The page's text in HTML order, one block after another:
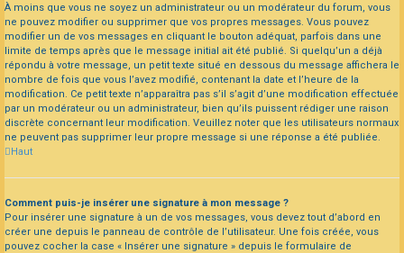
À moins que vous ne soyez un administrateur ou un modérateur du forum, vous
ne pouvez modifier ou supprimer que vos propres messages. Vous pouvez
modifier un de vos messages en cliquant le bouton adéquat, parfois dans une
limite de temps après que le message initial ait été publié. Si quelqu’un a déjà
répondu à votre message, un petit texte situé en dessous du message affichera le
nombre de fois que vous l’avez modifié, contenant la date et l’heure de la
modification. Ce petit texte n’apparaîtra pas s’il s’agit d’une modification effectuée
par un modérateur ou un administrateur, bien qu’ils puissent rédiger une raison
discrète concernant leur modification. Veuillez noter que les utilisateurs normaux
ne peuvent pas supprimer leur propre message si une réponse a été publiée.
Haut
Comment puis-je insérer une signature à mon message ?
Pour insérer une signature à un de vos messages, vous devez tout d’abord en
créer une depuis le panneau de contrôle de l’utilisateur. Une fois créée, vous
pouvez cocher la case « Insérer une signature » depuis le formulaire de